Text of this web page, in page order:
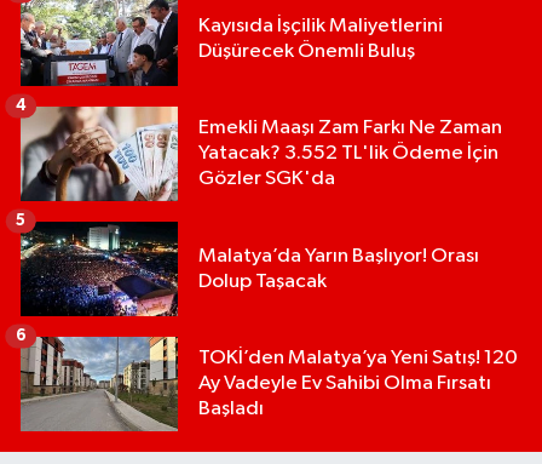
Kayısıda İşçilik Maliyetlerini
Düşürecek Önemli Buluş
Emekli Maaşı Zam Farkı Ne Zaman
Yatacak? 3.552 TL'lik Ödeme İçin
Gözler SGK'da
4
Malatya’da Yarın Başlıyor! Orası
Dolup Taşacak
5
TOKİ’den Malatya’ya Yeni Satış! 120
Ay Vadeyle Ev Sahibi Olma Fırsatı
Başladı
6